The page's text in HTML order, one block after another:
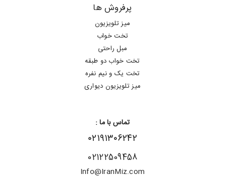
پرفروش ها
میز تلویزیون
تخت خواب
مبل راحتی
تخت خواب دو طبقه
تخت یک و نیم نفره
میز تلویزیون دیواری
تماس با ما :
۰۲۱۹۱۳۰۶۲۴۲
02122509458
Info@IranMiz.com